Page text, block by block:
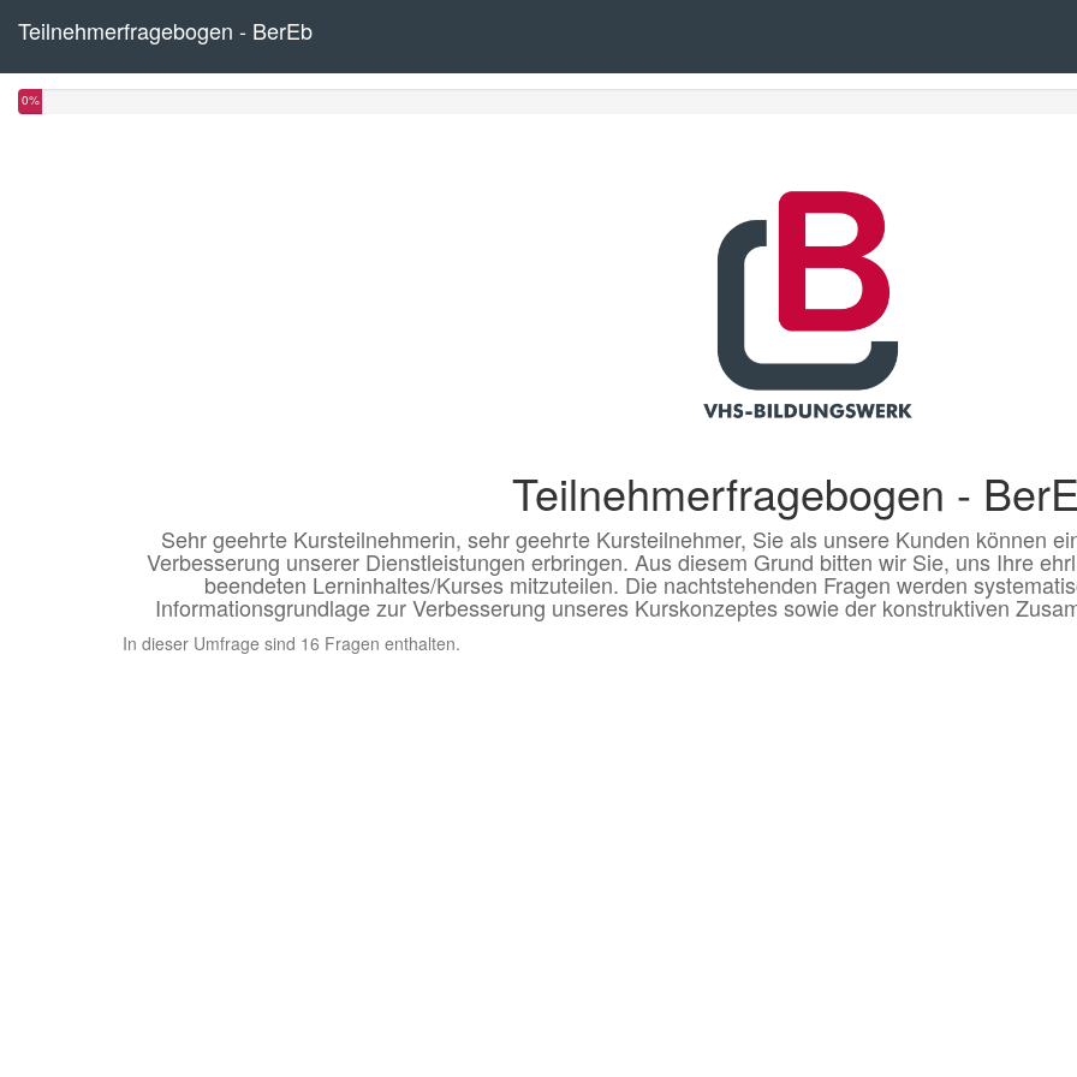
Teilnehmerfragebogen - BerEb
0%
Teilnehmerfragebogen -
Sehr geehrte Kursteilnehmerin, sehr geehrte Kursteilnehmer, Sie als unsere Kunden können
Verbesserung unserer Dienstleistungen erbringen. Aus diesem Grund bitten wir Sie, uns Ihre
beendeten Lerninhaltes/Kurses mitzuteilen. Die nachtstehenden Fragen werden
Informationsgrundlagezur Verbesserung unseres Kurskonzeptes sowie der konstruktiven
In dieser Umfrage sind 16 Fragen enthalten.